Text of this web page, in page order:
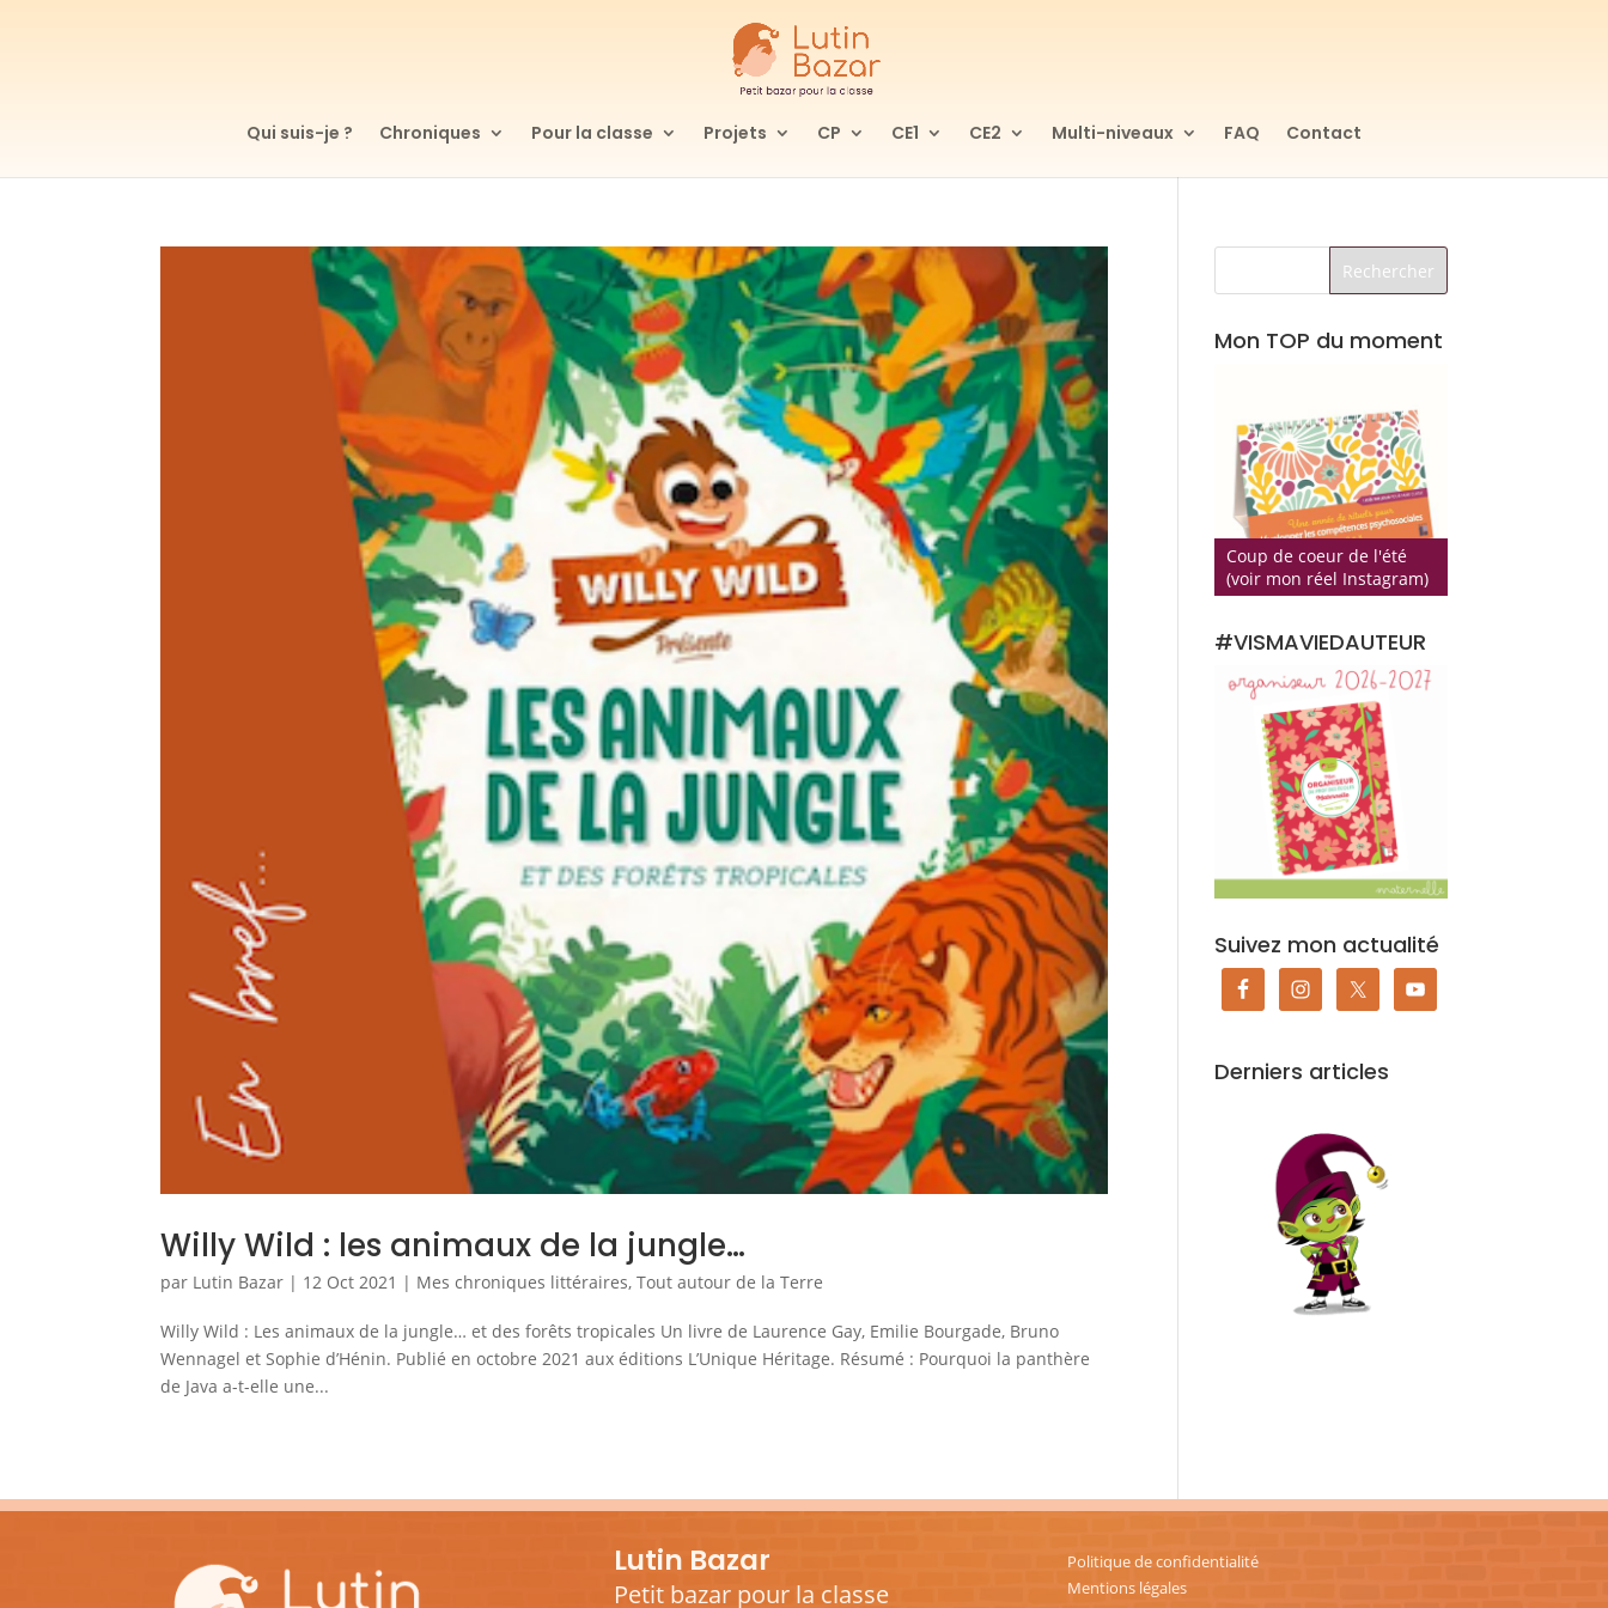
Qui suis-je ? Chroniques Pour la classe Projets CP CE1 CE2 Multi-niveaux FAQ Contact
Willy Wild : les animaux de la jungle…
par Lutin Bazar | 12 Oct 2021 | Mes chroniques littéraires,Tout autour de la Terre
Willy Wild : Les animaux de la jungle… et des forêts tropicales Un livre de Laurence Gay, Emilie Bourgade, Bruno
Wennagel et Sophie d’Hénin. Publié en octobre 2021 aux éditions L’Unique Héritage. Résumé : Pourquoi la panthère
de Java a-t-elle une...
Mon TOP du moment
Coup de coeur de l'été
(voir mon réel Instagram)
#VISMAVIEDAUTEUR
Suivez mon actualité
Derniers articles
Lutin Bazar
Petit bazar pour la classe
Politique de confidentialité
Mentions légales